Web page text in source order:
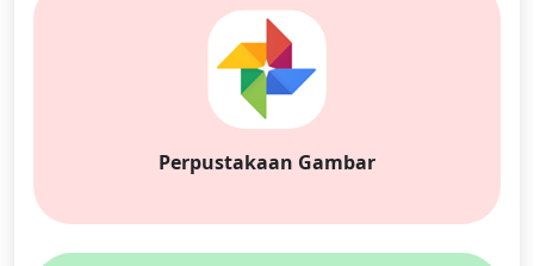
Perpustakaan Gambar